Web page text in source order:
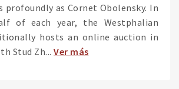
profoundly as Cornet Obolensky. In
of each year, the Westphalian
hosts an online auction in
Stud Zh... Ver más